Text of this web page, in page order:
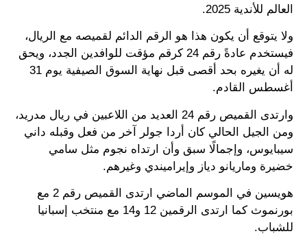
العالم للأندية 2025.
ولا يتوقع أن يكون هذا هو الرقم الدائم لقميصه مع الريال،
فيستخدم عادةً رقم 24 كرقم مؤقت للوافدين الجدد، ويحق
له أن يغيره بحد أقصى قبل نهاية السوق الصيفية يوم 31
أغسطس القادم.
وارتدى القميص رقم 24 العديد من اللاعبين في ريال مدريد،
ومن الجيل الحالي كان أردا جولر آخر من فعل وقبله داني
سيبايوس، وإجمالًا سبق وأن ارتداه نجوم مثل سامي
خضيرة وماريانو دياز وإيراميندي وغيرهم.
هويسين في الموسم الماضي ارتدى القميص رقم 2 مع
بورنموث كما ارتدى الرقمين 12 و14 مع منتخب إسبانيا
للشباب.